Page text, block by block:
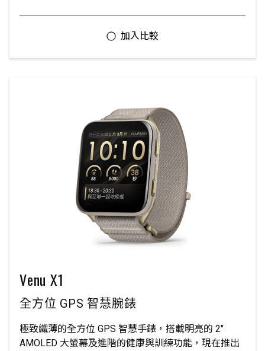
Venu X1
全方位 GPS 智慧腕錶
極致纖薄的全方位 GPS 智慧手錶，搭載明亮的 2″
AMOLED 大螢幕及進階的健康與訓練功能，現在推出